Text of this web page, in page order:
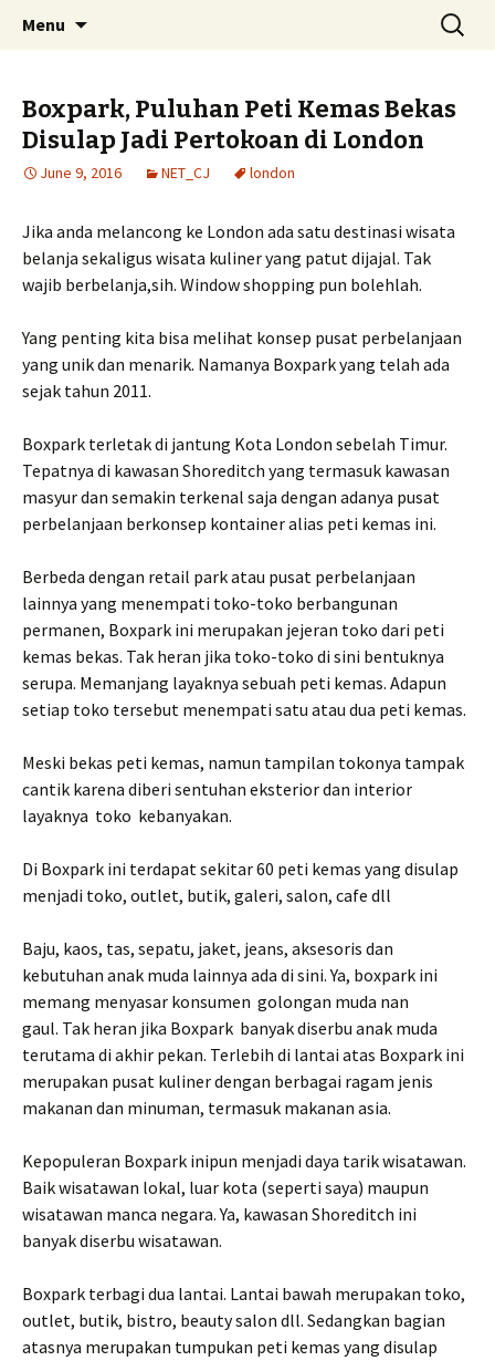
Menu
Search
for:
Boxpark, Puluhan Peti Kemas Bekas
Disulap Jadi Pertokoan di London
June 9, 2016 NET_CJ london
Jika anda melancong ke London ada satu destinasi wisata
belanja sekaligus wisata kuliner yang patut dijajal. Tak
wajib berbelanja,sih. Window shopping pun bolehlah.
Yang penting kita bisa melihat konsep pusat perbelanjaan
yang unik dan menarik. Namanya Boxpark yang telah ada
sejak tahun 2011.
Boxpark terletak di jantung Kota London sebelah Timur.
Tepatnya di kawasan Shoreditch yang termasuk kawasan
masyur dan semakin terkenal saja dengan adanya pusat
perbelanjaan berkonsep kontainer alias peti kemas ini.
Berbeda dengan retail park atau pusat perbelanjaan
lainnya yang menempati toko-toko berbangunan
permanen, Boxpark ini merupakan jejeran toko dari peti
kemas bekas. Tak heran jika toko-toko di sini bentuknya
serupa. Memanjang layaknya sebuah peti kemas. Adapun
setiap toko tersebut menempati satu atau dua peti kemas.
Meski bekas peti kemas, namun tampilan tokonya tampak
cantik karena diberi sentuhan eksterior dan interior
layaknya toko kebanyakan.
Di Boxpark ini terdapat sekitar 60 peti kemas yang disulap
menjadi toko, outlet, butik, galeri, salon, cafe dll
Baju, kaos, tas, sepatu, jaket, jeans, aksesoris dan
kebutuhan anak muda lainnya ada di sini. Ya, boxpark ini
memang menyasar konsumen golongan muda nan
gaul. Tak heran jika Boxpark banyak diserbu anak muda
terutama di akhir pekan. Terlebih di lantai atas Boxpark ini
merupakan pusat kuliner dengan berbagai ragam jenis
makanan dan minuman, termasuk makanan asia.
Kepopuleran Boxpark inipun menjadi daya tarik wisatawan.
Baik wisatawan lokal, luar kota (seperti saya) maupun
wisatawan manca negara. Ya, kawasan Shoreditch ini
banyak diserbu wisatawan.
Boxpark terbagi dua lantai. Lantai bawah merupakan toko,
outlet, butik, bistro, beauty salon dll. Sedangkan bagian
atasnya merupakan tumpukan peti kemas yang disulap